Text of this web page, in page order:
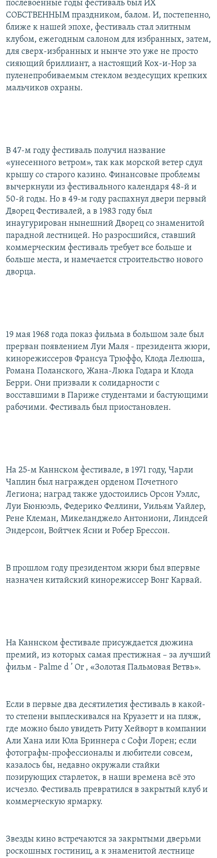
послевоенные годы фестиваль был ИХ
СОБСТВЕННЫМ праздником, балом. И, постепенно,
ближе к нашей эпохе, фестиваль стал элитным
клубом, ежегодным салоном для избранных, затем,
для сверх-избранных и нынче это уже не просто
сияющий бриллиант, а настоящий Кох-и-Нор за
пуленепробиваемым стеклом вездесущих крепких
мальчиков охраны.
В 47-м году фестиваль получил название
«унесенного ветром», так как морской ветер сдул
крышу со старого казино. Финансовые проблемы
вычеркнули из фестивального календаря 48-й и
50-й годы. Но в 49-м году распахнул двери первый
Дворец Фестивалей, а в 1983 году был
инаугурирован нынешний Дворец со знаменитой
парадной лестницей. Но разросшийся, ставший
коммерческим фестиваль требует все больше и
больше места, и намечается строительство нового
дворца.
19 мая 1968 года показ фильма в большом зале был
прерван появлением Луи Маля - президента жюри,
кинорежиссеров Франсуа Трюффо, Клода Лелюша,
Романа Поланского, Жана-Люка Годара и Клода
Берри. Они призвали к солидарности с
восставшими в Париже студентами и бастующими
рабочими. Фестиваль был приостановлен.
На 25-м Каннском фестивале, в 1971 году, Чарли
Чаплин был награжден орденом Почетного
Легиона; наград также удостоились Орсон Уэллс,
Луи Бюнюэль, Федерико Феллини, Уильям Уайлер,
Рене Клеман, Микеланджело Антониони, Линдсей
Эндерсон, Войтчек Ясни и Робер Брессон.
В прошлом году президентом жюри был впервые
назначен китайский кинорежиссер Вонг Карвай.
На Каннском фестивале присуждается дюжина
премий, из которых самая престижная – за лучший
фильм - Palme d ’ Or , «Золотая Пальмовая Ветвь».
Если в первые два десятилетия фестиваль в какой-
то степени выплескивался на Круазетт и на пляж,
где можно было увидеть Риту Хейворт в компании
Али Хана или Юла Бриннера с Софи Лорен; если
фотографы-профессионалы и любители совсем,
казалось бы, недавно окружали стайки
позирующих старлеток, в наши времена всё это
исчезло. Фестиваль превратился в закрытый клуб и
коммерческую ярмарку.
Звезды кино встречаются за закрытыми дверьми
роскошных гостиниц, а к знаменитой лестнице